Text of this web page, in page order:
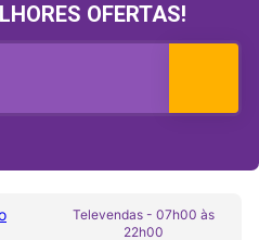
OFERTAS!
Televendas - 07h00 às
22h00